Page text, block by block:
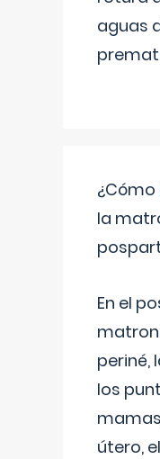
aguas
la
En el
periné,
los
útero,